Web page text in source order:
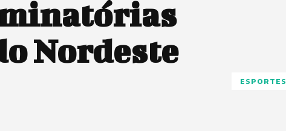
Nordeste
ESPORTES